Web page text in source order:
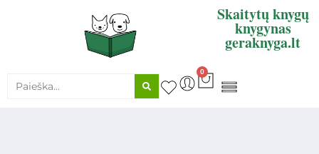
Skaitytų knygų
knygynas
geraknyga.lt
0